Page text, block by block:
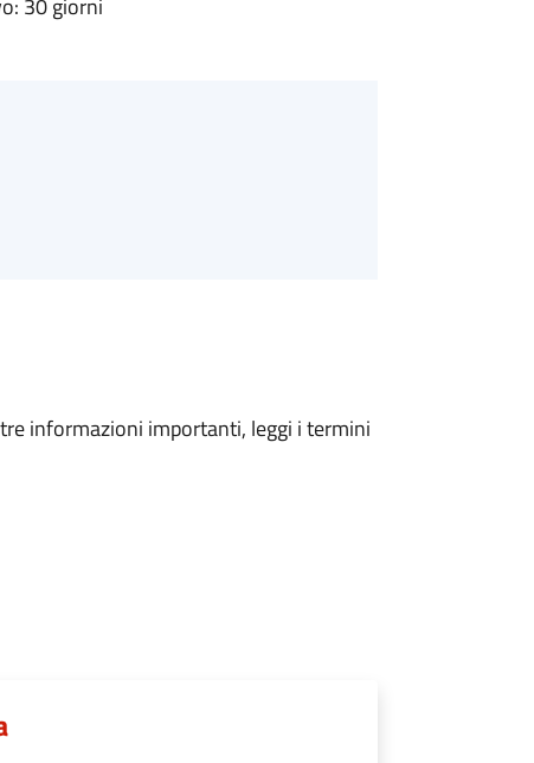
30 giorni
informazioni importanti, leggi i termini